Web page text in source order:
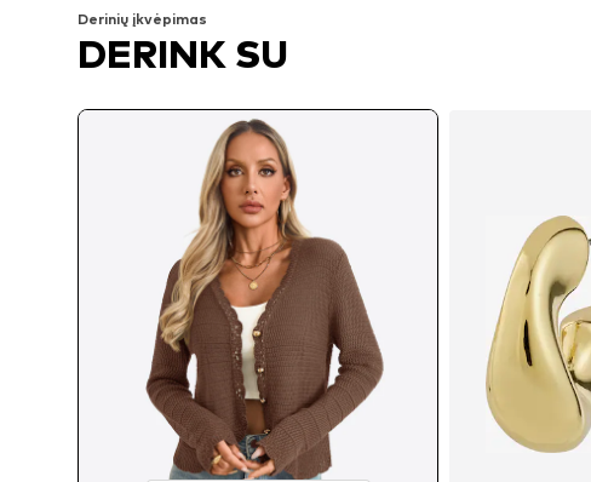
Derinių įkvėpimas
DERINK SU